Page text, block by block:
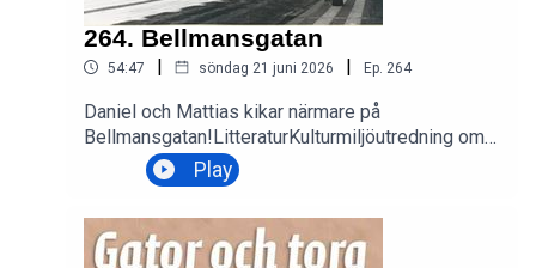
264. Bellmansgatan
54:47 | söndag 21 juni 2026 | Ep. 264
Daniel och Mattias kikar närmare på
Bellmansgatan!LitteraturKulturmiljöutredning om
LorensbergsgatanHistorik | Sigrid Rudebecks
Gymnasium
Play